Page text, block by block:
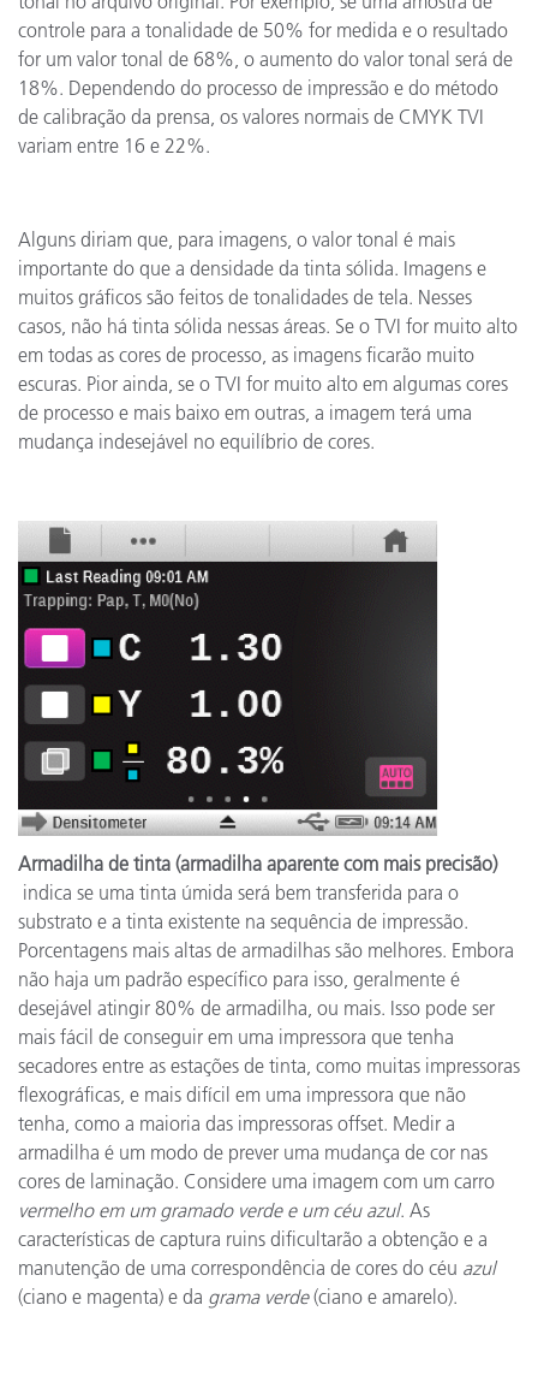
controle para a tonalidade de 50% for medida e o resultado
for um valor tonal de 68%, o aumento do valor tonal será de
18%. Dependendo do processo de impressão e do método
de calibração da prensa, os valores normais de CMYK TVI
variam entre 16 e 22%.
Alguns diriam que, para imagens, o valor tonal é mais
importante do que a densidade da tinta sólida. Imagens e
muitos gráficos são feitos de tonalidades de tela. Nesses
casos, não há tinta sólida nessas áreas. Se o TVI for muito alto
em todas as cores de processo, as imagens ficarão muito
escuras. Pior ainda, se o TVI for muito alto em algumas cores
de processo e mais baixo em outras, a imagem terá uma
mudança indesejável no equilíbrio de cores.
Armadilha de tinta (armadilha aparente com mais precisão)
indica se uma tinta úmida será bem transferida para o
substrato e a tinta existente na sequência de impressão.
Porcentagens mais altas de armadilhas são melhores. Embora
não haja um padrão específico para isso, geralmente é
desejável atingir 80% de armadilha, ou mais. Isso pode ser
mais fácil de conseguir em uma impressora que tenha
secadores entre as estações de tinta, como muitas impressoras
flexográficas, e mais difícil em uma impressora que não
tenha, como a maioria das impressoras offset. Medir a
armadilha é um modo de prever uma mudança de cor nas
cores de laminação. Considere uma imagem com um carro
vermelho em um gramado verde e um céu azul. As
características de captura ruins dificultarão a obtenção e a
manutenção de uma correspondência de cores do céu azul
(ciano e magenta) e da grama verde(ciano e amarelo).